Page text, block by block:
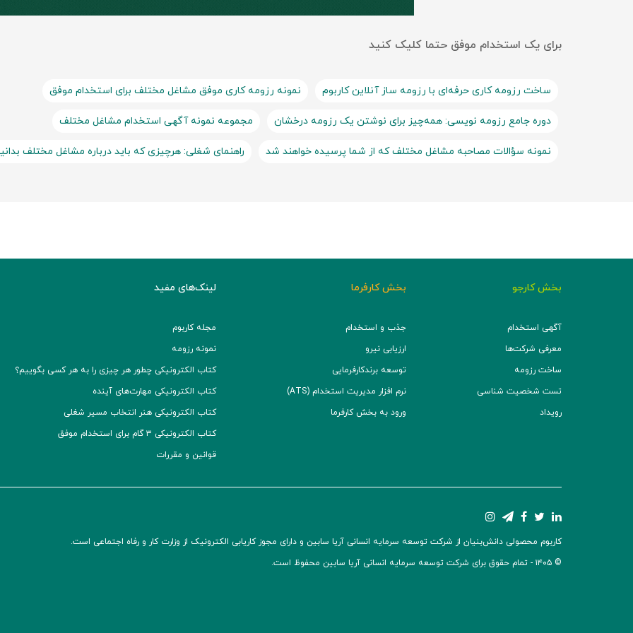
برای یک استخدام موفق حتما کلیک کنید
ساخت رزومه کاری حرفه‌ای با رزومه ساز آنلاین کاربوم نمونه رزومه کاری موفق مشاغل مختلف برای استخدام موفق
دوره جامع رزومه نویسی: همه‌چیز برای نوشتن یک رزومه درخشان مجموعه نمونه آگهی استخدام مشاغل مختلف
نمونه سؤالات مصاحبه مشاغل مختلف که از شما پرسیده خواهند شد راهنمای شغلی: هرچیزی که باید درباره مشاغل مختلف
بخش کارجو
آگهی استخدام
معرفی شرکت‌ها
ساخت رزومه
تست شخصیت شناسی
رویداد
بخش کارفرما
جذب و استخدام
ارزیابی نیرو
توسعه برند‌کارفرمایی
نرم افزار مدیریت استخدام (ATS)
ورود به بخش کارفرما
لینک‌های مفید
مجله کاربوم
نمونه رزومه
کتاب الکترونیکی چطور هر چیزی را به هر کسی بگوییم؟
کتاب الکترونیکی مهارت‌های آینده
کتاب الکترونیکی هنر انتخاب مسیر شغلی
کتاب الکترونیکی ۳ گام برای استخدام موفق
قوانین و مقررات
کاربوم محصولی دانش‌بنیان از شرکت توسعه سرمایه انسانی آریا سابین و دارای مجوز کاریابی الکترونیک از وزارت کار و رفاه اجتماعی است.
© ۱۴۰۵ -
تمام حقوق برای شرکت توسعه سرمایه انسانی آریا سابین محفوظ است.